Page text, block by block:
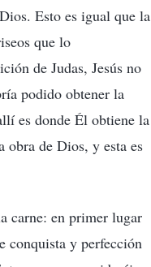
Esto es igual que la
que lo
de Judas, Jesús no
podido obtener la
es donde Él obtiene la
obra de Dios, y esta es
carne: en primer lugar
conquista y perfección